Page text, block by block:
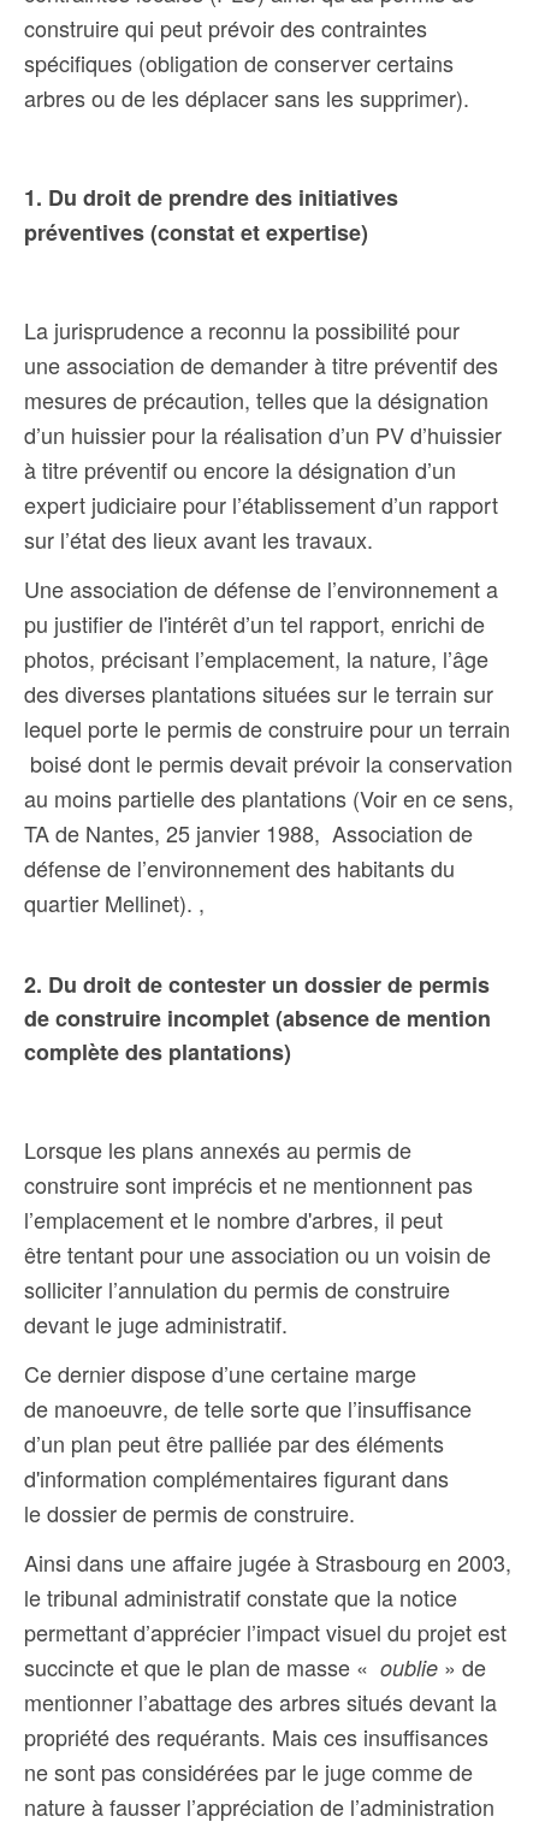
construire qui peut prévoir des contraintes
spécifiques (obligation de conserver certains
arbres ou de les déplacer sans les supprimer).
1. Du droit de prendre des initiatives
préventives (constat et expertise)
La jurisprudence a reconnu la possibilité pour
une association de demander à titre préventif des
mesures de précaution, telles que la désignation
d’un huissier pour la réalisation d’un PV d’huissier
à titre préventif ou encore la désignation d’un
expert judiciaire pour l’établissement d’un rapport
sur l’état des lieux avant les travaux.
Une association de défense de l’environnement a
pu justifier de l'intérêt d’un tel rapport, enrichi de
photos, précisant l’emplacement, la nature, l’âge
des diverses plantations situées sur le terrain sur
lequel porte le permis de construire pour un terrain
boisé dont le permis devait prévoir la conservation
au moins partielle des plantations (Voir en ce sens,
TA de Nantes, 25 janvier 1988, Association de
défense de l’environnement des habitants du
quartier Mellinet). ,
2. Du droit de contester un dossier de permis
de construire incomplet (absence de mention
complète des plantations)
Lorsque les plans annexés au permis de
construire sont imprécis et ne mentionnent pas
l’emplacement et le nombre d'arbres, il peut
être tentant pour une association ou un voisin de
solliciter l’annulation du permis de construire
devant le juge administratif.
Ce dernier dispose d’une certaine marge
de manoeuvre, de telle sorte que l’insuffisance
d’un plan peut être palliée par des éléments
d'information complémentaires figurant dans
le dossier de permis de construire.
Ainsi dans une affaire jugée à Strasbourg en 2003,
le tribunal administratif constate que la notice
permettant d’apprécier l’impact visuel du projet est
succincte et que le plan de masse « oublie » de
mentionner l’abattage des arbres situés devant la
propriété des requérants. Mais ces insuffisances
ne sont pas considérées par le juge comme de
nature à fausser l’appréciation de l’administration